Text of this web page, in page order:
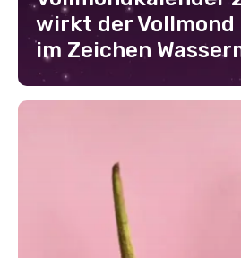
wirkt der Vollmond
im Zeichen